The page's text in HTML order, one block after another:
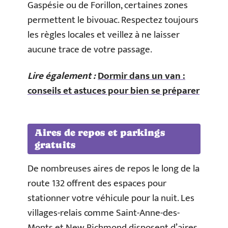
Gaspésie ou de Forillon, certaines zones
permettent le bivouac. Respectez toujours
les règles locales et veillez à ne laisser
aucune trace de votre passage.
Lire également :Dormir dans un van :
conseils et astuces pour bien se préparer
Aires de repos et parkings
gratuits
De nombreuses aires de repos le long de la
route 132 offrent des espaces pour
stationner votre véhicule pour la nuit. Les
villages-relais comme Saint-Anne-des-